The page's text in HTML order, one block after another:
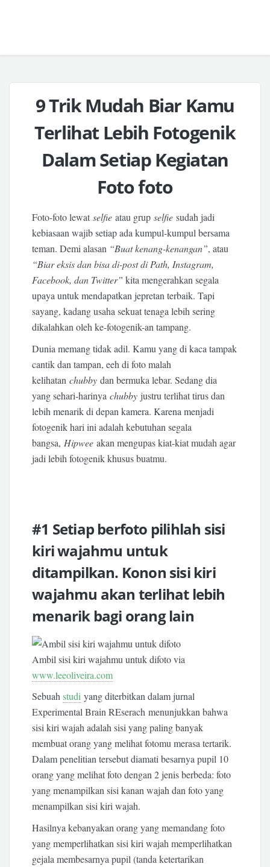
9 Trik Mudah Biar Kamu
Terlihat Lebih Fotogenik
Dalam Setiap Kegiatan
Foto foto
Foto-foto lewatselfieatau grupselfiesudah jadi
kebiasaan wajib setiap ada kumpul-kumpul bersama
teman. Demi alasan “Buat kenang-kenangan”, atau
“Biar eksis dan bisa di-post di Path, Instagram,
Facebook, dan Twitter” kita mengerahkan segala
upaya untuk mendapatkan jepretan terbaik. Tapi
sayang, kadang usaha sekuat tenaga lebih sering
dikalahkan oleh ke-fotogenik-an tampang.
Dunia memang tidak adil. Kamu yang di kaca tampak
cantik dan tampan, eeh di foto malah
kelihatanchubbydan bermuka lebar. Sedang dia
yang sehari-harinyachubby justru terlihat tirus dan
lebih menarik di depan kamera. Karena menjadi
fotogenik hari ini adalah kebutuhan segala
bangsa, Hipweeakan mengupas kiat-kiat mudah agar
jadi lebih fotogenik khusus buatmu.
#1 Setiap berfoto pilihlah sisi
kiri wajahmu untuk
ditampilkan. Konon sisi kiri
wajahmu akan terlihat lebih
menarik bagi orang lain
Ambil sisi kiri wajahmu untuk difoto via
www.leeoliveira.com
Sebuahstudi yang diterbitkan dalam jurnal
Experimental Brain REserach menunjukkan bahwa
sisi kiri wajah adalah sisi yang paling banyak
membuat orang yang melihat fotomu merasa tertarik.
Dalam penelitian tersebut diamati besarnya pupil 10
orang yang melihat foto dengan 2 jenis berbeda: foto
yang menampilkan sisi kanan wajah dan foto yang
menampilkan sisi kiri wajah.
Hasilnya kebanyakan orang yang memandang foto
yang memperlihatkan sisi kiri wajah memperlihatkan
gejala membesarnya pupil (tanda ketertarikan